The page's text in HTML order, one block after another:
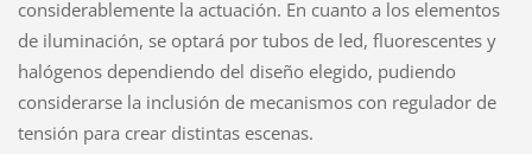
considerablemente la actuación. En cuanto a los elementos
de iluminación, se optará por tubos de led, fluorescentes y
halógenos dependiendo del diseño elegido, pudiendo
considerarse la inclusión de mecanismos con regulador de
tensión para crear distintas escenas.